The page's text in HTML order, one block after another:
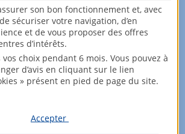
2024 | Vie publique
de l'impôt (Articles 1657 à 1965 L)
des impôts
son bon fonctionnement et, avec
sécuriser votre navigation, d’en
et de vous proposer des offres
d’intérêts.
choix pendant 6 mois. Vous pouvez à
d’avis en cliquant sur le lien
» présent en pied de page du site.
Accepter